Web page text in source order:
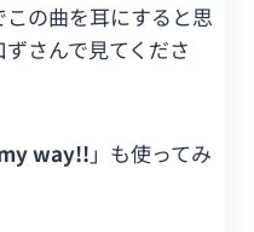
の曲を耳にすると思
さんで見てくださ
way!! 」も使ってみ